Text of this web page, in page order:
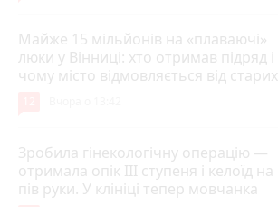
Майже 15 мільйонів на «плаваючі»
люки у Вінниці: хто отримав підряд і
чому місто відмовляється від старих
Зробила гінекологічну операцію —
отримала опік ІІІ ступеня і келоїд на
пів руки. У клініці тепер мовчанка